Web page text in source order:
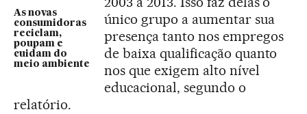
As novas
consumidoras
reciclam,
poupam e
cuidam do
meio ambiente
único grupo a aumentar sua
presença tanto nos empregos
de baixa qualificação quanto
nos que exigem alto nível
educacional, segundo o
relatório.